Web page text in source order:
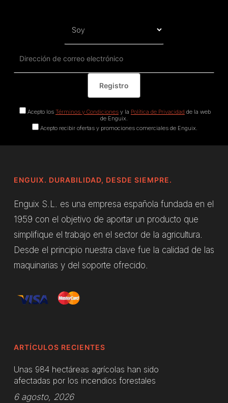
Acepto los Términos y Condicionesy la Política de Privacidad de la web
de Enguix.
Acepto recibir ofertas y promociones comerciales de Enguix.
ENGUIX. DURABILIDAD, DESDE SIEMPRE.
Enguix S.L. es una empresa española fundada en el
1959 con el objetivo de aportar un producto que
simplifique el trabajo en el sector de la agricultura.
Desde el principio nuestra clave fue la calidad de las
maquinarias y del soporte ofrecido.
ARTÍCULOS RECIENTES
Unas 984 hectáreas agrícolas han sido
afectadas por los incendios forestales
6 agosto, 2026